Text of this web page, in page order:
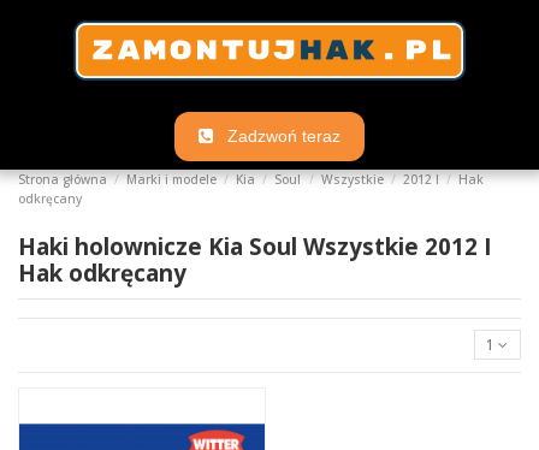
Zadzwoń teraz
Strona główna Marki i modele Kia Soul Wszystkie 2012 I
Hak
odkręcany
Haki holownicze Kia Soul Wszystkie 2012 I
Hak odkręcany
1